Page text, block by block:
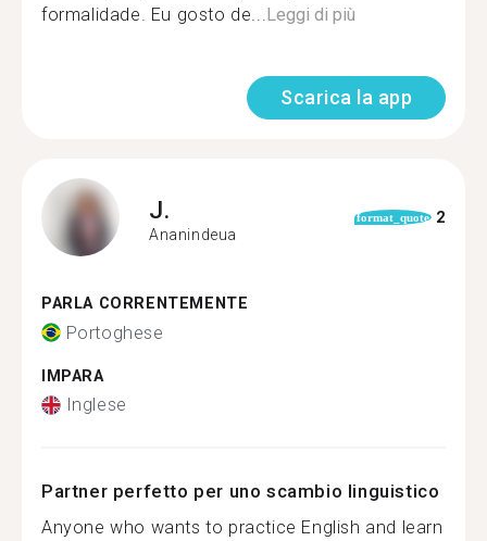
formalidade. Eu gosto de...Leggi di più
Scarica la app
J.
Ananindeua
format_quote 2
PARLA CORRENTEMENTE
Portoghese
IMPARA
Inglese
Partner perfetto per uno scambio linguistico
Anyone who wants to practice English and learn